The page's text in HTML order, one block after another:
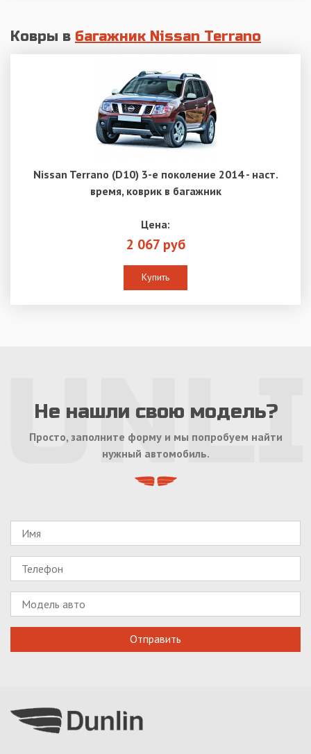
Ковры в багажник Nissan Terrano
Nissan Terrano (D10) 3-е поколение 2014 - наст.
время, коврик в багажник
Цена:
2 067 руб
Купить
Не нашли свою модель?
Просто, заполните форму и мы попробуем найти
нужный автомобиль.